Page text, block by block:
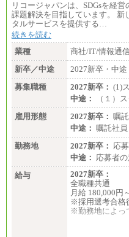
リコージャパンは、SDGsを経
課題解決を目指しています。 新
タルサービスを提供する…
続きを読む
業種
商社/IT/情報通
新卒／中途
2027新卒・中途
募集職種
2027新卒： (1)
中途：
（１）
雇用形態
2027新卒： 嘱
中途： 嘱託社員
勤務地
2027新卒： 応
中途： 応募者
給与
2027新卒：
全職種共通
月給 180,000円
※採用選考合格
※勤務地によっ